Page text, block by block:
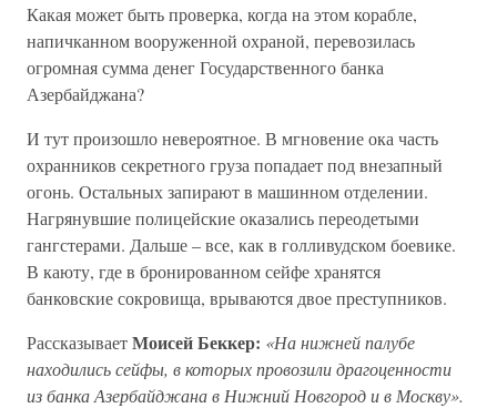
Какая может быть проверка, когда на этом корабле,
напичканном вооруженной охраной, перевозилась
огромная сумма денег Государственного банка
Азербайджана?
И тут произошло невероятное. В мгновение ока часть
охранников секретного груза попадает под внезапный
огонь. Остальных запирают в машинном отделении.
Нагрянувшие полицейские оказались переодетыми
гангстерами. Дальше – все, как в голливудском боевике.
В каюту, где в бронированном сейфе хранятся
банковские сокровища, врываются двое преступников.
РассказываетМоисей Беккер: «На нижней палубе
находились сейфы, в которых провозили драгоценности
из банка Азербайджана в Нижний Новгород и в Москву».